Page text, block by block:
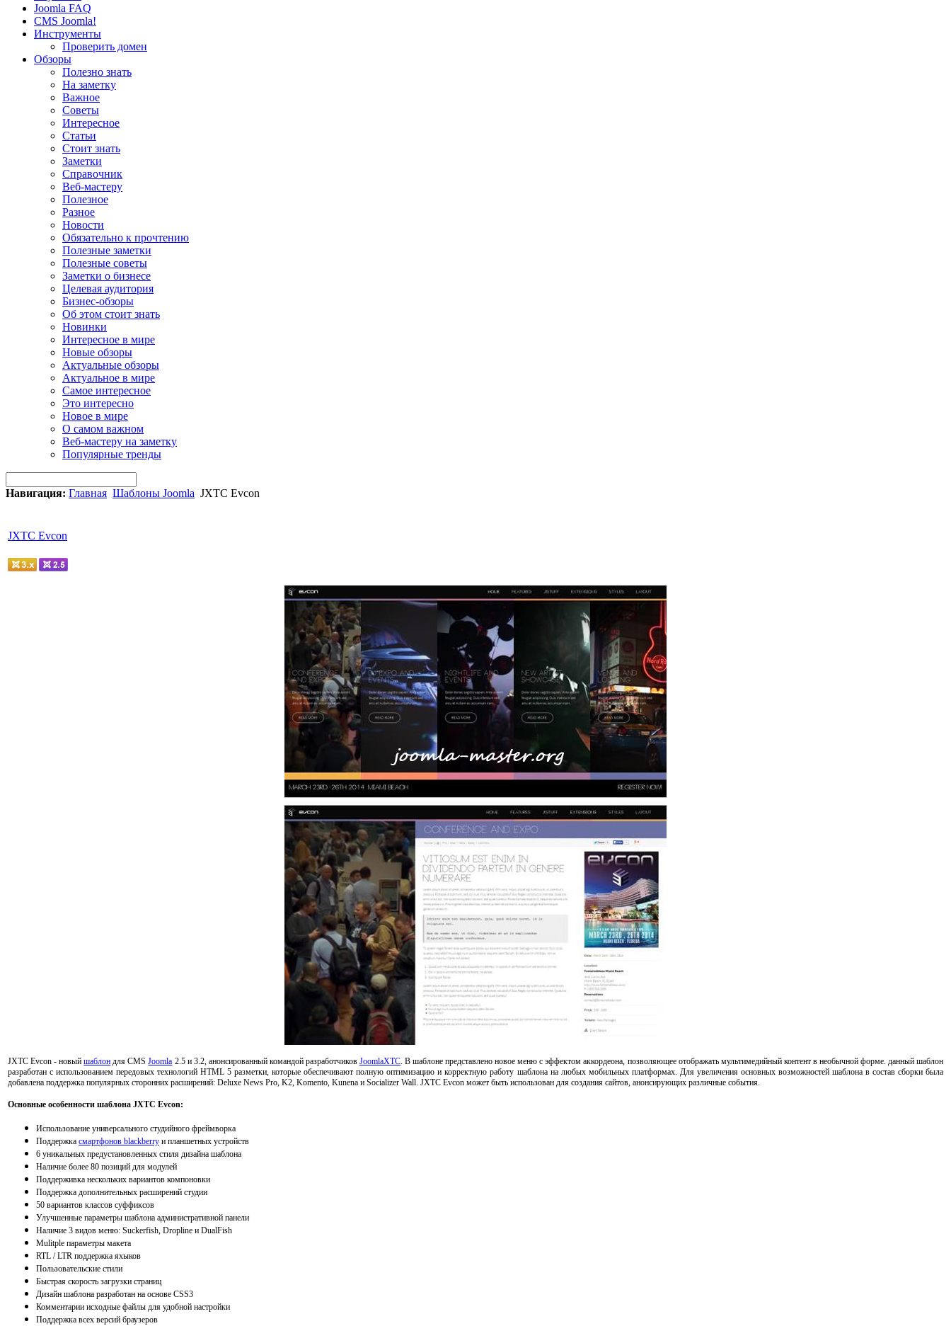
Joomla FAQ
CMS Joomla!
Инструменты
Проверить домен
Обзоры
Полезно знать
На заметку
Важное
Советы
Интересное
Статьи
Стоит знать
Заметки
Справочник
Веб-мастеру
Полезное
Разное
Новости
Обязательно к прочтению
Полезные заметки
Полезные советы
Заметки о бизнесе
Целевая аудитория
Бизнес-обзоры
Об этом стоит знать
Новинки
Интересное в мире
Новые обзоры
Актуальные обзоры
Актуальное в мире
Самое интересное
Это интересно
Новое в мире
О самом важном
Веб-мастеру на заметку
Популярные тренды
Навигация: Главная Шаблоны Joomla JXTC Evcon
JXTC Evcon
JXTC Evcon - новыйшаблон для CMSJoomla 2.5 и 3.2, анонсированный командой разработчиков JoomlaXTC. В шаблоне представлено новое меню с эффектом аккордеона, позволяющее отображать мультимедийный контент в необычной форме. данный шаблон
разработан с использованием передовых технологий HTML 5 разметки, которые обеспечивают полную оптимизацию и корректную работу шаблона на любых мобильных платформах. Для увеличения основных возможностей шаблона в состав сборки была
добавлена поддержка популярных сторонних расширений: Deluxe News Pro, K2, Komento, Kunena и Socializer Wall. JXTC Evcon может быть использован для создания сайтов, анонсирующих различные события.
Основные особенности шаблона JXTC Evcon:
Использование универсального студийного фреймворка
Поддержка смартфонов blackberry и планшетных устройств
6 уникальных предустановленных стиля дизайна шаблона
Наличие более 80 позиций для модулей
Поддерживка нескольких вариантов компоновки
Поддержка дополнительных расширений студии
50 вариантов классов суффиксов
Улучшенные параметры шаблона административной панели
Наличие 3 видов меню: Suckerfish, Dropline и DualFish
Mulitple параметры макета
RTL / LTR поддержка яхыков
Пользовательские стили
Быстрая скорость загрузки страниц
Дизайн шаблона разработан на основе CSS3
Комментарии исходные файлы для удобной настройки
Поддержка всех версий браузеров